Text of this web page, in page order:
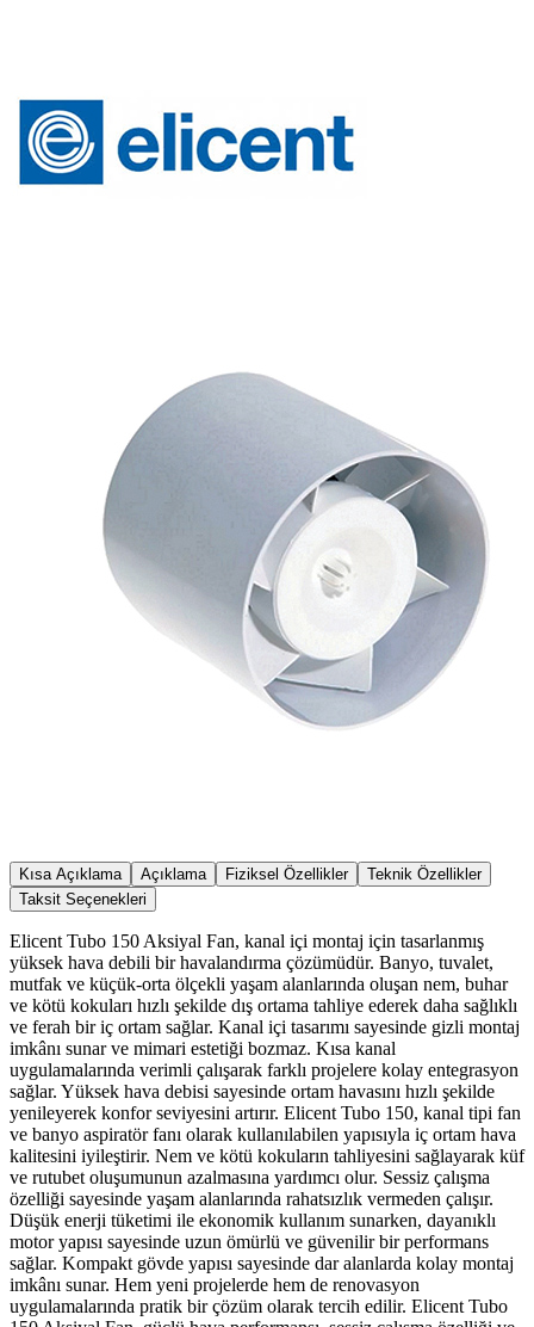
Kısa Açıklama Açıklama Fiziksel Özellikler
Teknik Özellikler
Taksit Seçenekleri
Elicent Tubo 150 Aksiyal Fan, kanal içi montaj için tasarlanmış
yüksek hava debili bir havalandırma çözümüdür. Banyo, tuvalet,
mutfak ve küçük-orta ölçekli yaşam alanlarında oluşan nem, buhar
ve kötü kokuları hızlı şekilde dış ortama tahliye ederek daha sağlıklı
ve ferah bir iç ortam sağlar. Kanal içi tasarımı sayesinde gizli montaj
imkânı sunar ve mimari estetiği bozmaz. Kısa kanal
uygulamalarında verimli çalışarak farklı projelere kolay entegrasyon
sağlar. Yüksek hava debisi sayesinde ortam havasını hızlı şekilde
yenileyerek konfor seviyesini artırır. Elicent Tubo 150, kanal tipi fan
ve banyo aspiratör fanı olarak kullanılabilen yapısıyla iç ortam hava
kalitesini iyileştirir. Nem ve kötü kokuların tahliyesini sağlayarak küf
ve rutubet oluşumunun azalmasına yardımcı olur. Sessiz çalışma
özelliği sayesinde yaşam alanlarında rahatsızlık vermeden çalışır.
Düşük enerji tüketimi ile ekonomik kullanım sunarken, dayanıklı
motor yapısı sayesinde uzun ömürlü ve güvenilir bir performans
sağlar. Kompakt gövde yapısı sayesinde dar alanlarda kolay montaj
imkânı sunar. Hem yeni projelerde hem de renovasyon
uygulamalarında pratik bir çözüm olarak tercih edilir. Elicent Tubo